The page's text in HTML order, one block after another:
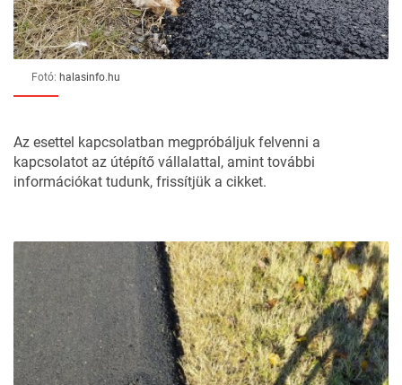
Fotó: halasinfo.hu
Az esettel kapcsolatban megpróbáljuk felvenni a
kapcsolatot az útépítő vállalattal, amint további
információkat tudunk, frissítjük a cikket.